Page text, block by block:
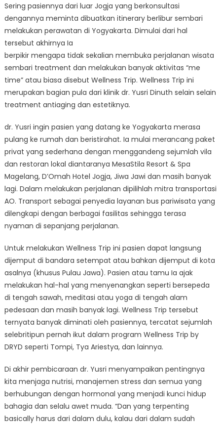
Sering pasiennya dari luar Jogja yang berkonsultasi
dengannya meminta dibuatkan itinerary berlibur sembari
melakukan perawatan di Yogyakarta. Dimulai dari hal
tersebut akhirnya Ia
berpikir mengapa tidak sekalian membuka perjalanan wisata
sembari treatment dan melakukan banyak aktivitas “me
time” atau biasa disebut Wellness Trip. Wellness Trip ini
merupakan bagian pula dari klinik dr. Yusri Dinuth selain selain
treatment antiaging dan estetiknya.
dr. Yusri ingin pasien yang datang ke Yogyakarta merasa
pulang ke rumah dan beristirahat. Ia mulai merancang paket
privat yang sederhana dengan menggandeng sejumlah vila
dan restoran lokal diantaranya MesaStila Resort & Spa
Magelang, D’Omah Hotel Jogja, Jiwa Jawi dan masih banyak
lagi. Dalam melakukan perjalanan dipilihlah mitra transportasi
AO. Transport sebagai penyedia layanan bus pariwisata yang
dilengkapi dengan berbagai fasilitas sehingga terasa
nyaman di sepanjang perjalanan.
Untuk melakukan Wellness Trip ini pasien dapat langsung
dijemput di bandara setempat atau bahkan dijemput di kota
asalnya (khusus Pulau Jawa). Pasien atau tamu Ia ajak
melakukan hal-hal yang menyenangkan seperti bersepeda
di tengah sawah, meditasi atau yoga di tengah alam
pedesaan dan masih banyak lagi. Wellness Trip tersebut
ternyata banyak diminati oleh pasiennya, tercatat sejumlah
selebritipun pernah ikut dalam program Wellness Trip by
DRYD seperti Tompi, Tya Ariestya, dan lainnya.
Di akhir pembicaraan dr. Yusri menyampaikan pentingnya
kita menjaga nutrisi, manajemen stress dan semua yang
berhubungan dengan hormonal yang menjadi kunci hidup
bahagia dan selalu awet muda. “Dan yang terpenting
basically harus dari dalam dulu, kalau dari dalam sudah